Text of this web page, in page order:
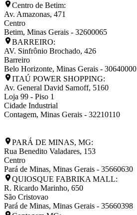
Centro de Betim:
Av. Amazonas, 471
Centro
Betim, Minas Gerais - 32600065
BARREIRO:
AV. Sinfrônio Brochado, 426
Barreiro
Belo Horizonte, Minas Gerais - 30640000
ITAÚ POWER SHOPPING:
Av. General David Sarnoff, 5160
Loja 99 - Piso 1
Cidade Industrial
Contagem, Minas Gerais - 32210110
PARÁ DE MINAS, MG:
Rua Benedito Valadares, 153
Centro
Pará de Minas, Minas Gerais - 35660630
QUIOSQUE FABRIKA MALL:
R. Ricardo Marinho, 650
São Cristovao
Pará de Minas, Minas Gerais - 35660398